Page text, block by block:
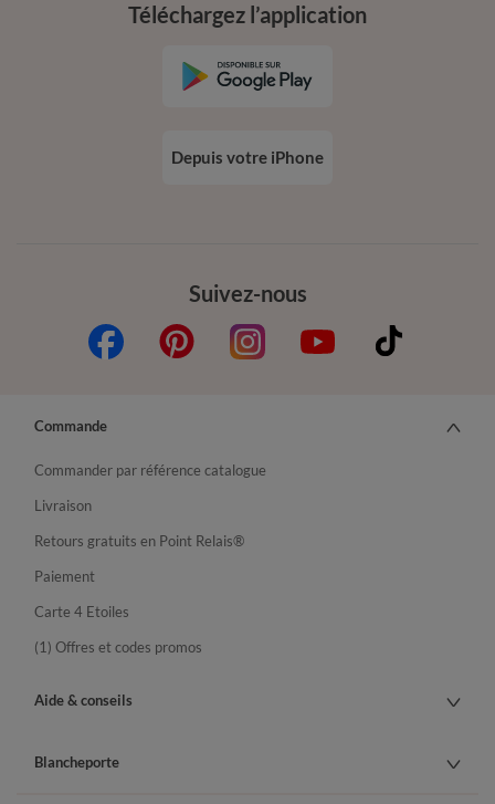
Suivez-nous
Téléchargez l’application
Depuis votre iPhone
Commande
Commander par référence catalogue
Livraison
Retours gratuits en Point Relais®
Paiement
Carte 4 Etoiles
(1) Offres et codes promos
Aide & conseils
Blancheporte